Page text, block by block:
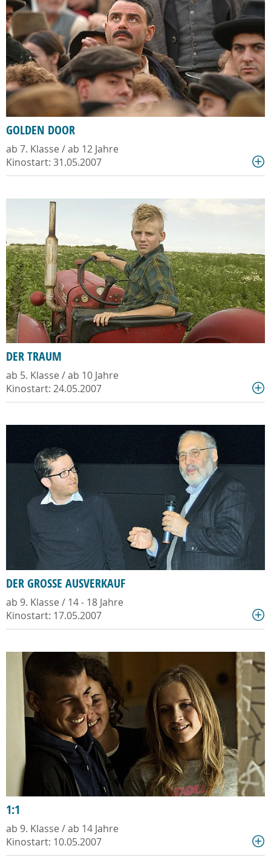
GOLDEN DOOR
ab 7. Klasse / ab 12 Jahre
Kinostart: 31.05.2007
DER TRAUM
ab 5. Klasse / ab 10 Jahre
Kinostart: 24.05.2007
DER GROSSE AUSVERKAUF
ab 9. Klasse / 14 - 18 Jahre
Kinostart: 17.05.2007
1:1
ab 9. Klasse / ab 14 Jahre
Kinostart: 10.05.2007